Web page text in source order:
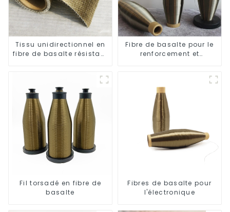
Tissu unidirectionnel en
fibre de basalte résistant
Fibre de basalte pour le
renforcement et
Fil torsadé en fibre de
basalte
Fibres de basalte pour
l'électronique